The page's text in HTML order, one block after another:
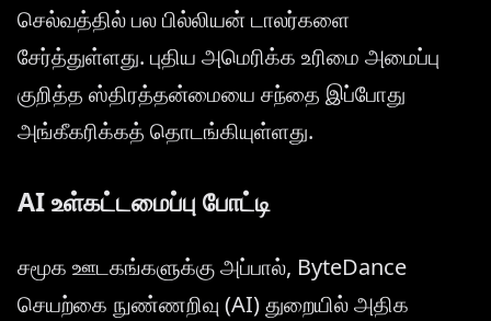
செல்வத்தில் பல பில்லியன் டாலர்களை
சேர்த்துள்ளது. புதிய அமெரிக்க உரிமை அமைப்பு
குறித்த ஸ்திரத்தன்மையை சந்தை இப்போது
அங்கீகரிக்கத் தொடங்கியுள்ளது.
AI உள்கட்டமைப்பு போட்டி
சமூக ஊடகங்களுக்கு அப்பால், ByteDance
செயற்கை நுண்ணறிவு (AI) துறையில் அதிக